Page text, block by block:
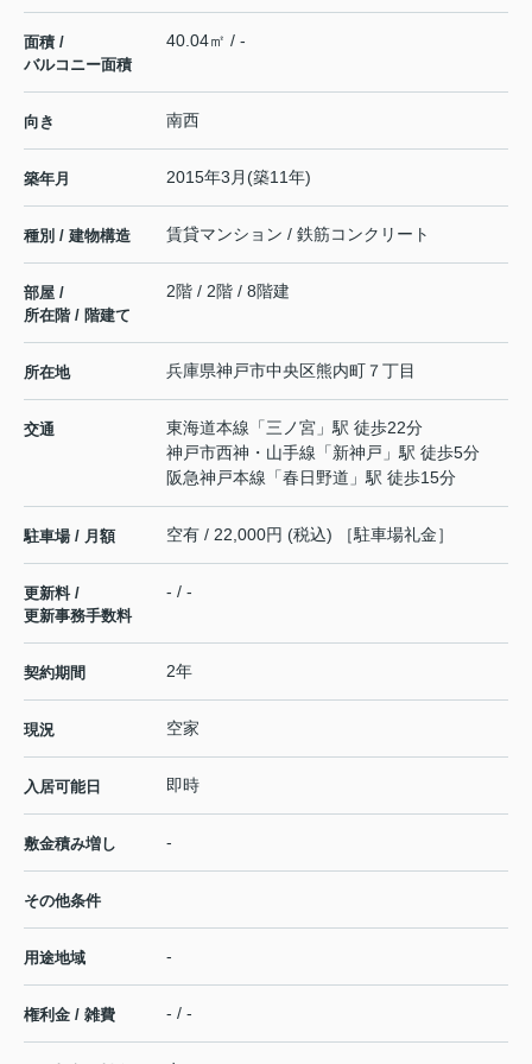
面積 /
バルコニー面積
40.04㎡ / -
向き 南西
築年月 2015年3月(築11年)
種別 / 建物構造 賃貸マンション / 鉄筋コンクリート
部屋 /
所在階 / 階建て
2階 / 2階 / 8階建
所在地 兵庫県神戸市中央区熊内町 ７丁目
交通 東海道本線 「三ノ宮 」駅 徒歩22分
神戸市西神・山手線 「新神戸 」駅 徒歩5分
阪急神戸本線 「春日野道 」駅 徒歩15分
駐車場 / 月額 空有 / 22,000円 (税込) ［駐車場礼金］
更新料 /
更新事務手数料
- / -
契約期間 2年
現況 空家
入居可能日 即時
敷金積み増し -
その他条件
用途地域 -
権利金 / 雑費 - / -